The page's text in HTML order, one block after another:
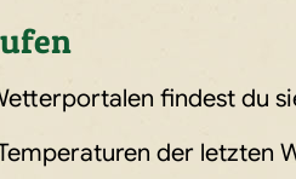
findest du
der letzten